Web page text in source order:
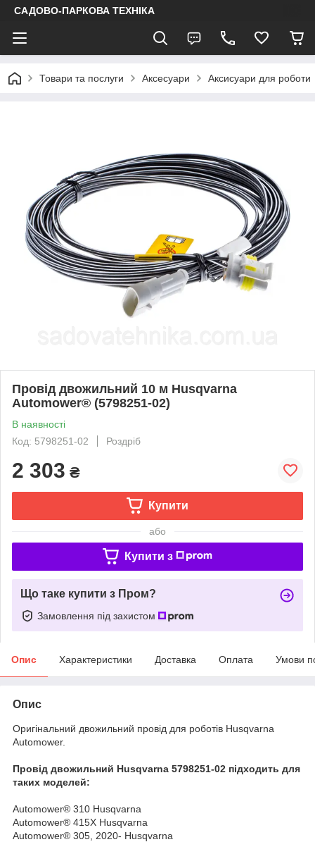
САДОВО-ПАРКОВА ТЕХНІКА
Товари та послуги Аксесуари Аксисуари для роботи
Провід двожильний 10 м Husqvarna
Automower® (5798251-02)
В наявності
Код: 5798251-02
Роздріб
2 303 ₴
Купити
або
Купити з
Що таке купити з Пром?
Замовлення під захистом
Опис Характеристики Доставка Оплата Умови
Опис
Оригінальний двожильний провід для роботів Husqvarna
Automower.
Провід двожильний Husqvarna 5798251-02 підходить для
таких моделей:
Automower® 310 Husqvarna
Automower® 415X Husqvarna
Automower® 305, 2020- Husqvarna